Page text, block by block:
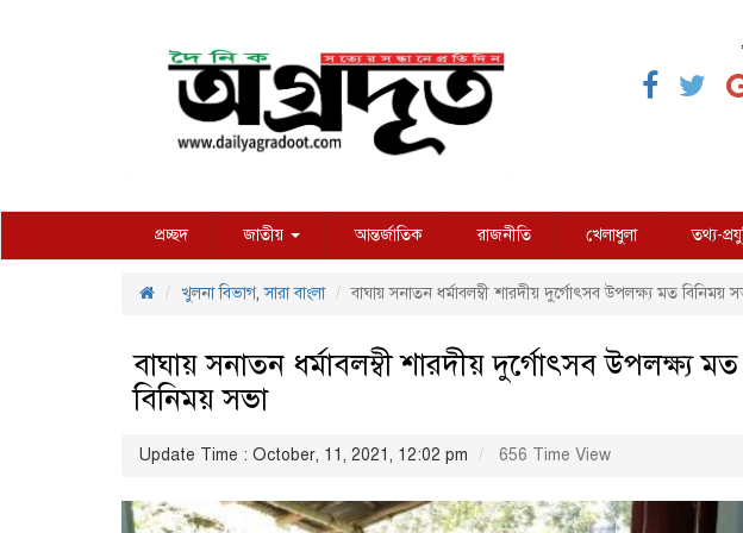
,
প্রচ্ছদ জাতীয় আন্তর্জাতিক রাজনীতি খেলাধুলা তথ্য-
খুলনা বিভাগ,সারা বাংলা বাঘায় সনাতন ধর্মাবলম্বী শারদীয় দুর্গোৎসব উপলক্ষ্য মত বিনিময়
বাঘায় সনাতন ধর্মাবলম্বী শারদীয় দুর্গোৎসব উপলক্ষ্য মত
বিনিময় সভা
Update Time : October, 11, 2021, 12:02 pm 656 Time View